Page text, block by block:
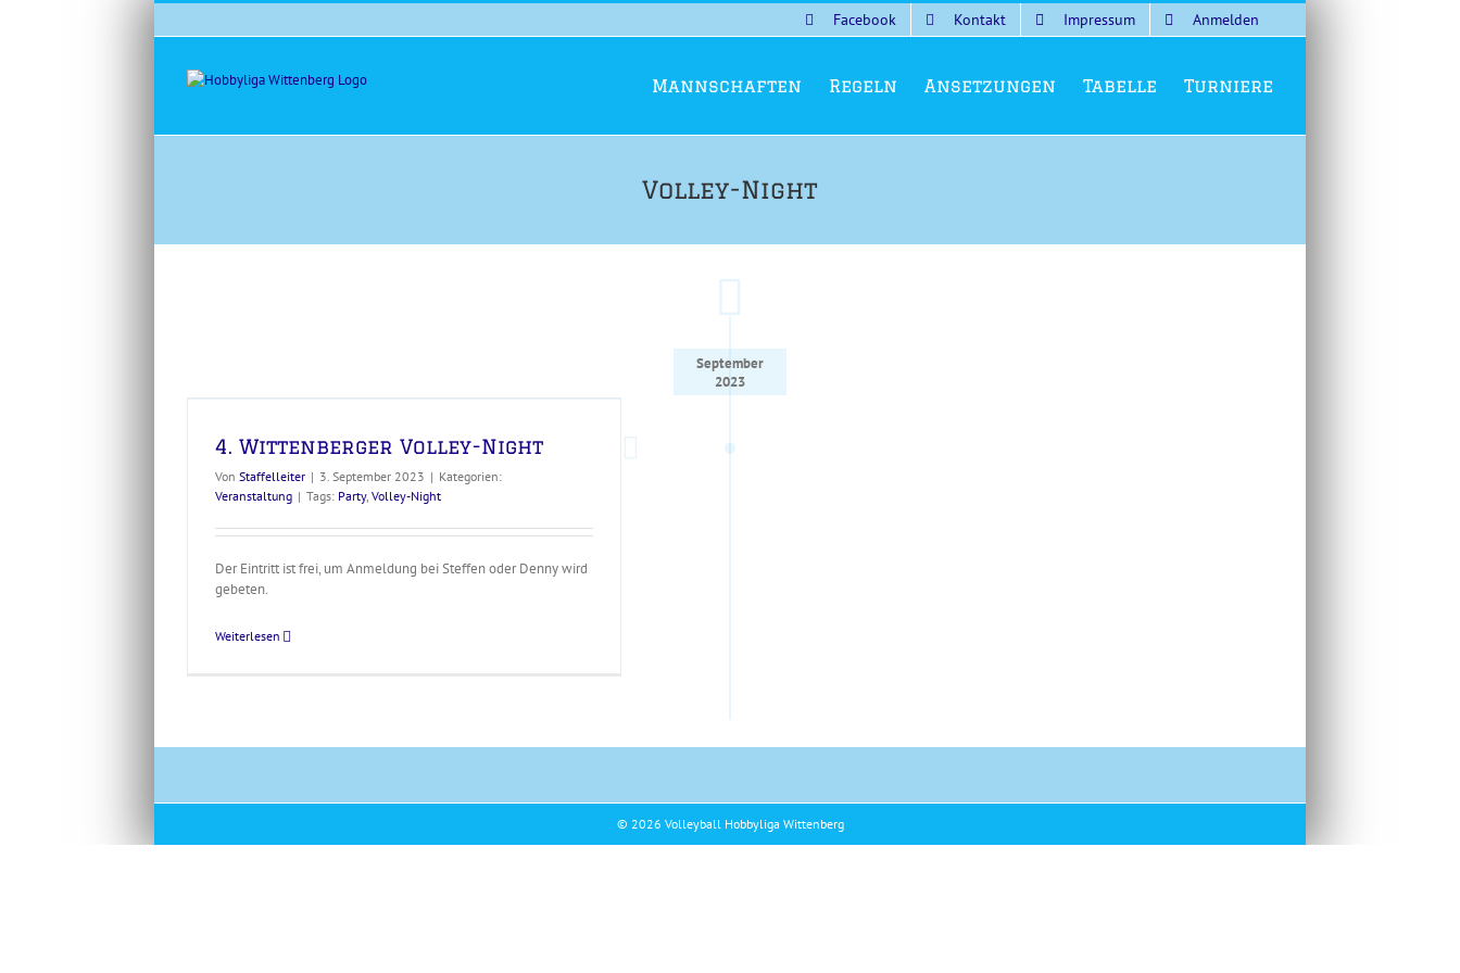
Facebook Kontakt Impressum Anmelden
Mannschaften Regeln Ansetzungen Tabelle Turniere
Volley-Night
September
2023
4. Wittenberger Volley-Night
Von Staffelleiter | 3. September 2023 | Kategorien:
Veranstaltung | Tags: Party, Volley-Night
Der Eintritt ist frei, um Anmeldung bei Steffen oder Denny wird
gebeten.
Weiterlesen
© 2026 Volleyball Hobbyliga Wittenberg